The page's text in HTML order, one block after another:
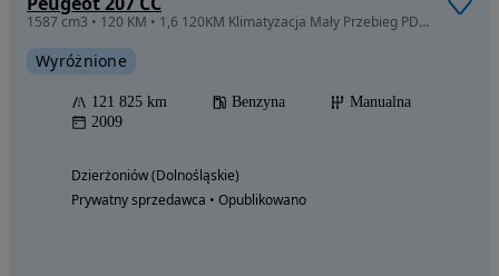
1587 cm3 • 120 KM • 1,6 120KM Klimatyzacja Mały Przebieg PDC Możliwość Zamiany
Wyróżnione
121 825 km Benzyna
Manualna
2009
Dzierżoniów (Dolnośląskie)
Prywatny sprzedawca • Opublikowano